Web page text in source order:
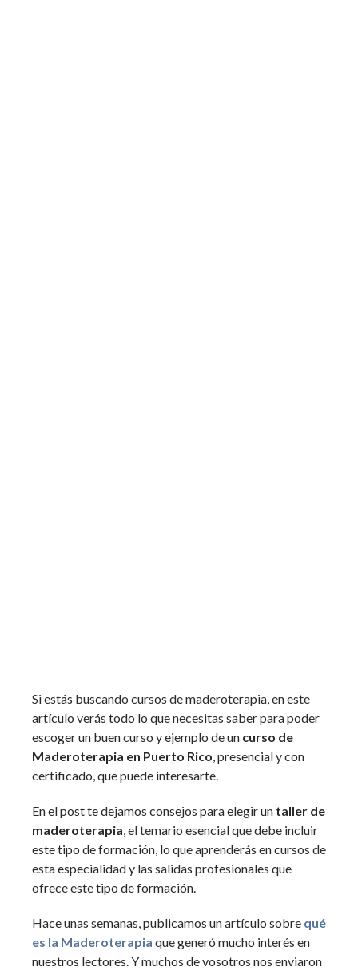
Si estás buscando cursos de maderoterapia, en este
artículo verás todo lo que necesitas saber para poder
escoger un buen curso y ejemplo de un curso de
Maderoterapia en Puerto Rico, presencial y con
certificado, que puede interesarte.
En el post te dejamos consejos para elegir un taller de
maderoterapia, el temario esencial que debe incluir
este tipo de formación, lo que aprenderás en cursos de
esta especialidad y las salidas profesionales que
ofrece este tipo de formación.
Hace unas semanas, publicamos un artículo sobre qué
es la Maderoterapia que generó mucho interés en
nuestros lectores. Y muchos de vosotros nos enviaron